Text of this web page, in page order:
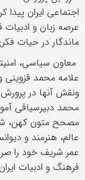
اجتماعی ایران
عرصه زبان و
ماندگار در حیات
معاون سیاسی،
علامه محمد قزوینی
ونقش آنها در
محمد دبیرسیاقی
مصحح متون کهن،
عالم، هنرمند و
عمر شریف خود را
فرهنگ و ادبیات